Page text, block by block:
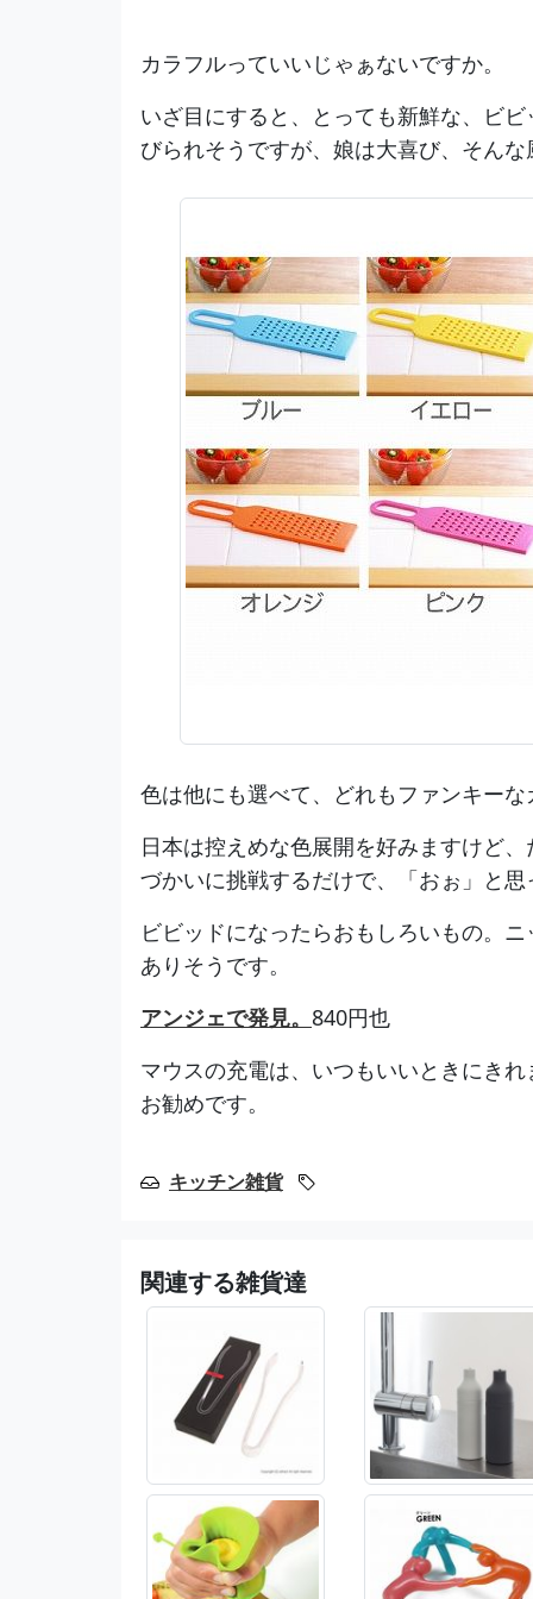
カラフルっていいじゃぁないですか。
いざ目にすると、とっても新鮮な、ビ
びられそうですが、娘は大喜び、そん
色は他にも選べて、どれもファンキー
日本は控えめな色展開を好みますけど
づかいに挑戦するだけで、「おぉ」と
ビビッドになったらおもしろいもの。
ありそうです。
アンジェで発見。 840円也
マウスの充電は、いつもいいときにき
お勧めです。
キッチン雑貨
関連する雑貨達